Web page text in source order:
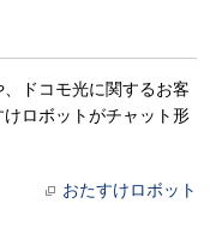
ドコモ光に関するお客
ロボットがチャット形
おたすけロボット